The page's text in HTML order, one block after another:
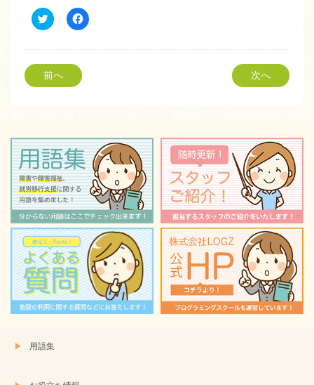
ク
リ
し
て
Twitter
で
共
ウ
ィ
ン
ド
ウ
で
開
き
ま
す)
Facebook
で
す
て
く
だ
さ
い
(新
し
い
ウ
ィ
ン
ド
ウ
で
開
き
ま
す)
前へ 次へ
用語集